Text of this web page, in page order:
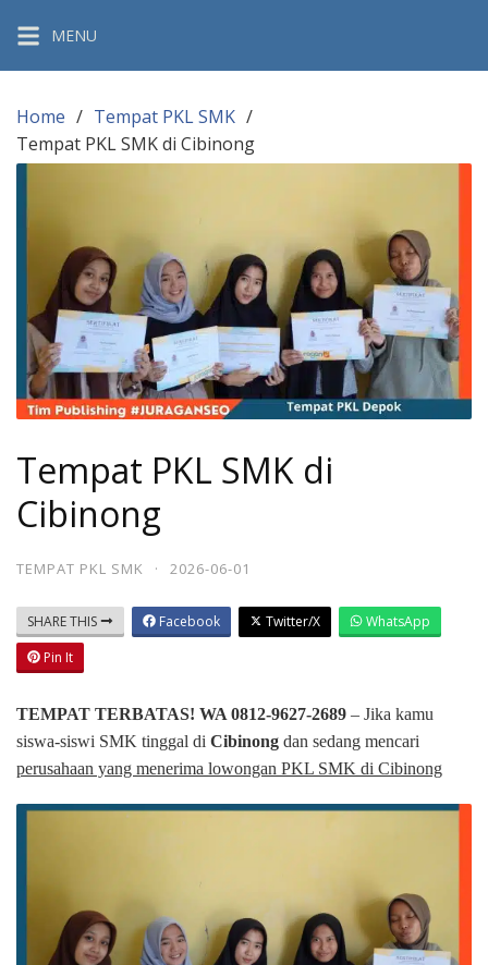
content
MENU
Home
Tempat PKL SMK
Tempat PKL SMK di Cibinong
Tempat PKL SMK di
Cibinong
TEMPAT PKL SMK · 2026-06-01
SHARE THIS Facebook Twitter/X
WhatsApp
Pin It
TEMPAT TERBATAS! WA 0812-9627-2689 – Jika kamu
siswa-siswi SMK tinggal di Cibinong dan sedang mencari
perusahaan yang menerima lowongan PKL SMK di Cibinong